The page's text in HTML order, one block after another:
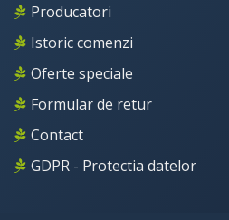
Producatori
Istoric comenzi
Oferte speciale
Formular de retur
Contact
GDPR - Protectia datelor